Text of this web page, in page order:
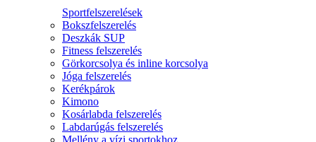
Sportfelszerelések
Bokszfelszerelés
Deszkák SUP
Fitness felszerelés
Görkorcsolya és inline korcsolya
Jóga felszerelés
Kerékpárok
Kimono
Kosárlabda felszerelés
Labdarúgás felszerelés
Mellény a vízi sportokhoz